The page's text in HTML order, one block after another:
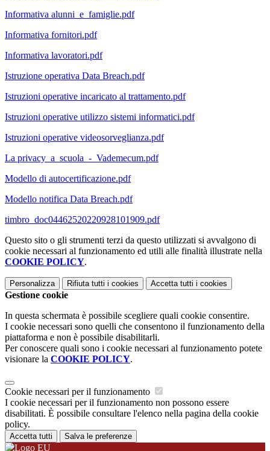
Informativa alunni_e_famiglie.pdf
Informativa fornitori.pdf
Informativa lavoratori.pdf
Istruzione operativa Data Breach.pdf
Istruzioni operative incaricato al trattamento.pdf
Istruzioni operative utilizzo sistemi informatici.pdf
Istruzioni operative videosorveglianza.pdf
La privacy_a_scuola_-_Vademecum.pdf
Modello di autocertificazione.pdf
Modello notifica Data Breach.pdf
timbro_doc04462520220928101909.pdf
Questo sito o gli strumenti terzi da questo utilizzati si avvalgono di
cookie necessari al funzionamento ed utili alle finalità illustrate nella
COOKIE POLICY.
Personalizza Rifiuta tutti i cookies Accetta tutti i cookies
Gestione cookie
In questa schermata è possibile scegliere quali cookie consentire.
I cookie necessari sono quelli che consentono il funzionamento della
piattaforma e non è possibile disabilitarli.
Per conoscere quali sono i cookie necessari al funzionamento potete
visionare la COOKIE POLICY.
Cookie necessari per il funzionamento
I cookie necessari per il funzionamento non possono essere
disabilitati. È possibile consultare l'elenco nella pagina della cookie
policy.
Accetta tutti Salva le preferenze